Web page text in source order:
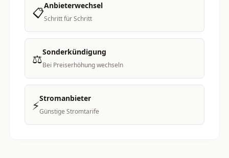
📋Anbieterwechsel
Schritt für Schritt
⚖️Sonderkündigung
Bei Preiserhöhung wechseln
⚡Stromanbieter
Günstige Stromtarife